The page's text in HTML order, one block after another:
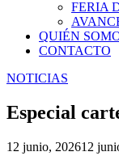
FERIA
QUIÉN
CONTACTO
NOTICIAS
Especial
12 junio, 202612